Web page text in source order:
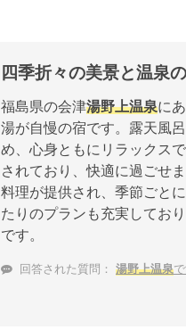
四季折々の美景と温泉
福島県の会津湯野上温泉に
湯が自慢の宿です。露天風
め、心身ともにリラックス
されており、快適に過ごせ
料理が提供され、季節ごと
たりのプランも充実してお
です。
回答された質問： 湯野上温泉